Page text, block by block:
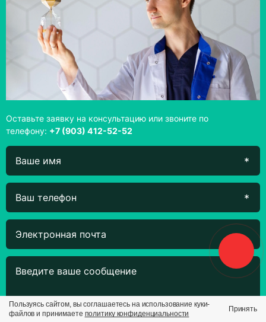
Оставьте заявку на консультацию или звоните по
телефону: +7 (903) 412-52-52
Пользуясь сайтом, вы соглашаетесь на использование куки-
файлов и принимаете политику конфиденциальности
Принять